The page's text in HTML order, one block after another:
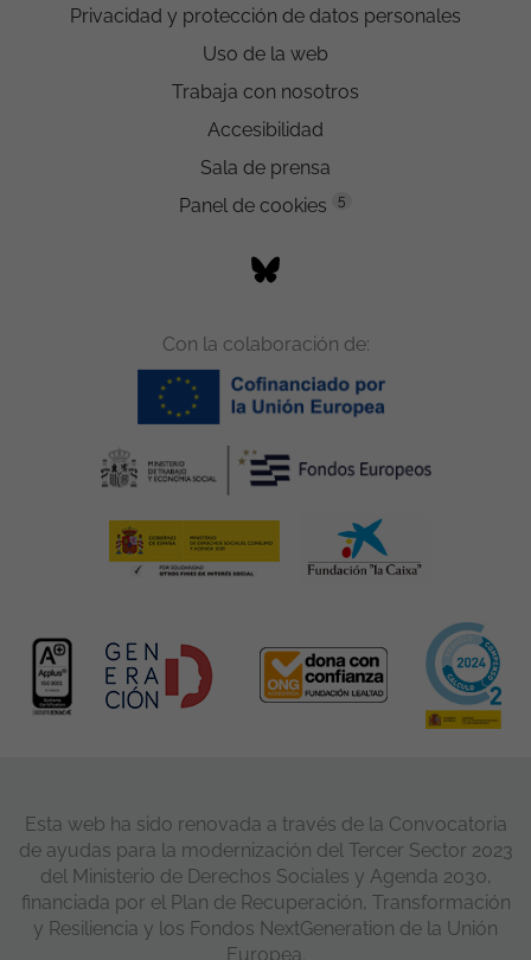
Privacidad y protección de datos personales
Uso de la web
Trabaja con nosotros
Accesibilidad
Sala de prensa
Panel de cookies
5
Con la colaboración de:
Esta web ha sido renovada a través de la Convocatoria
de ayudas para la modernización del Tercer Sector 2023
del Ministerio de Derechos Sociales y Agenda 2030,
financiada por el Plan de Recuperación, Transformación
y Resiliencia y los Fondos NextGeneration de la Unión
Europea.